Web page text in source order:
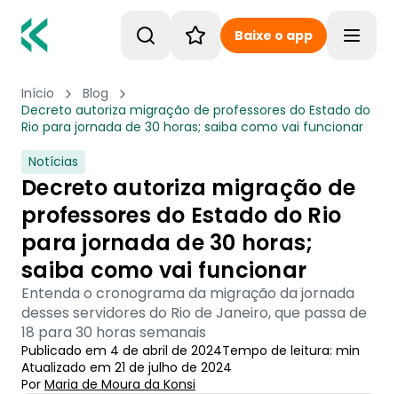
Baixe o app
Início
Blog
Decreto autoriza migração de professores do Estado do
Rio para jornada de 30 horas; saiba como vai funcionar
Notícias
Decreto autoriza migração de
professores do Estado do Rio
para jornada de 30 horas;
saiba como vai funcionar
Entenda o cronograma da migração da jornada
desses servidores do Rio de Janeiro, que passa de
18 para 30 horas semanais
Publicado em 4 de abril de 2024Tempo de leitura: min
Atualizado em 21 de julho de 2024
Por Maria de Moura da Konsi